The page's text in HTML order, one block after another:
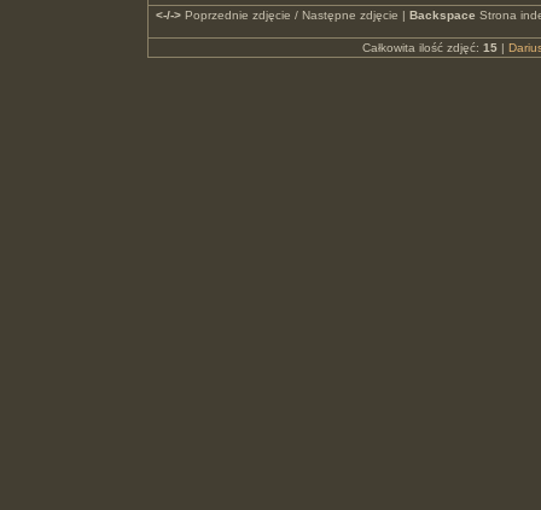
<-/->Poprzednie zdjęcie / Następne zdjęcie | Backspace Strona
Całkowita ilość zdjęć: 15|